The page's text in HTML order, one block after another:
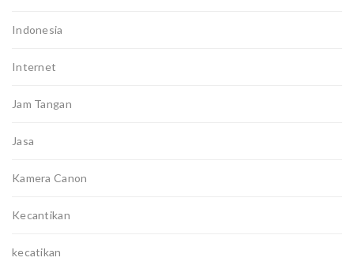
Indonesia
Internet
Jam Tangan
Jasa
Kamera Canon
Kecantikan
kecatikan